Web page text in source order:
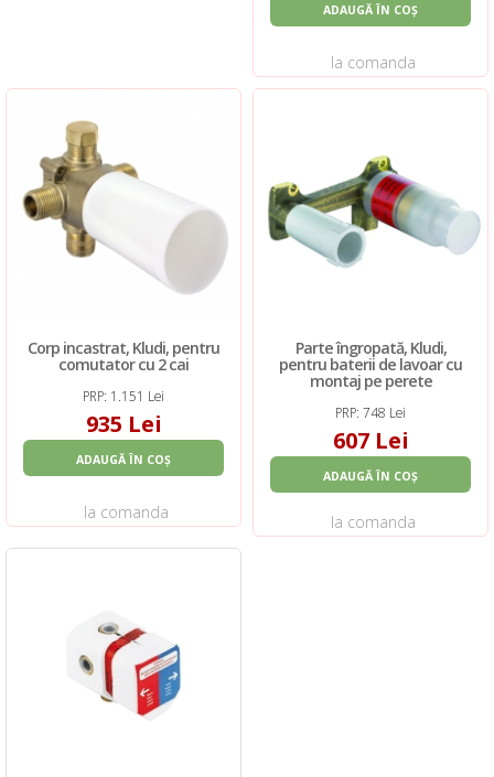
ADAUGĂ ÎN COȘ
la comanda
Corp incastrat, Kludi, pentru
comutator cu 2 cai
PRP: 1.151 Lei
935 Lei
ADAUGĂ ÎN COȘ
la comanda
Parte îngropată, Kludi,
pentru baterii de lavoar cu
montaj pe perete
PRP: 748 Lei
607 Lei
ADAUGĂ ÎN COȘ
la comanda